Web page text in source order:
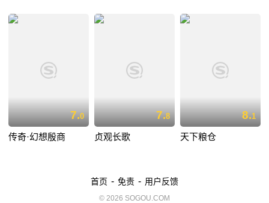
7.0
传奇·幻想殷商
7.8
贞观长歌
8.1
天下粮仓
首页 - 免责 - 用户反馈
© 2026 SOGOU.COM